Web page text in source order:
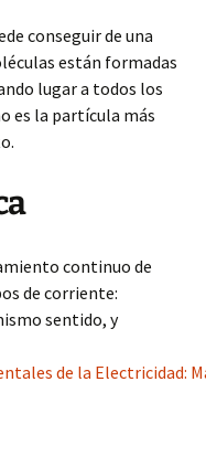
conseguir de una
están formadas
lugar a todos los
es la partícula más
continuo de
de corriente:
sentido, y
de la Electricidad: